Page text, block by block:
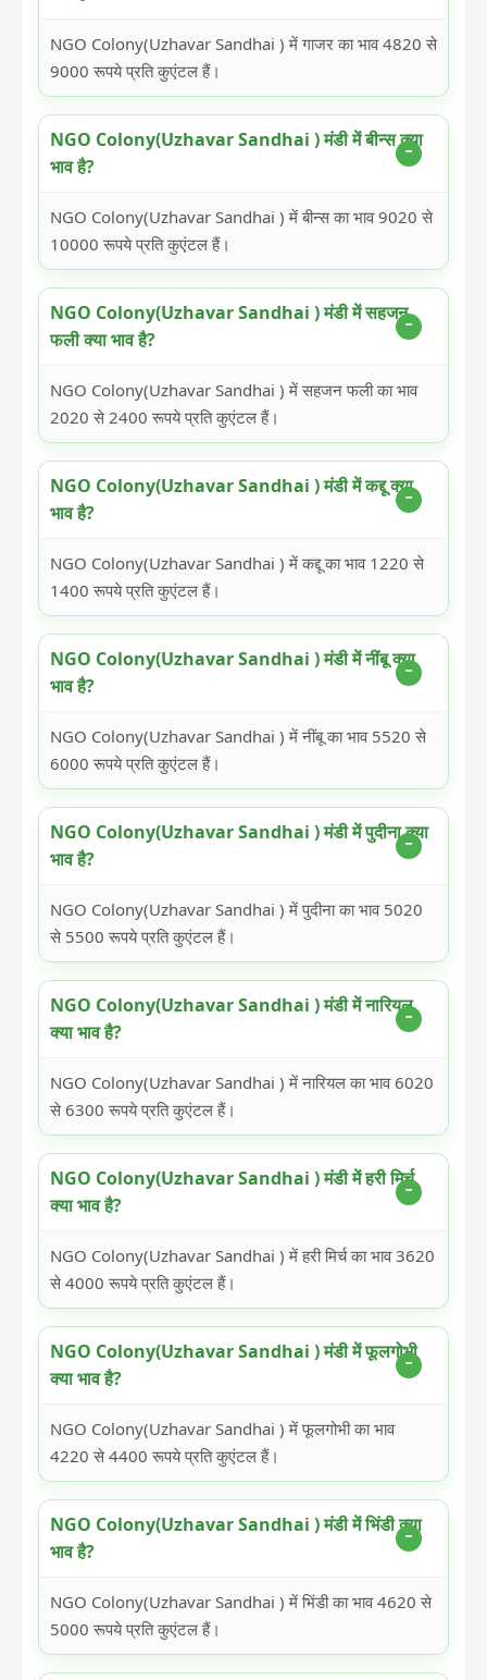
NGO Colony(Uzhavar Sandhai ) में गाजर का भाव 4820 से
9000 रूपये प्रति कुएंटल हैं।
NGO Colony(Uzhavar Sandhai ) मंडी में बीन्स क्या
भाव है?
NGO Colony(Uzhavar Sandhai ) में बीन्स का भाव 9020 से
10000 रूपये प्रति कुएंटल हैं।
NGO Colony(Uzhavar Sandhai ) मंडी में सहजन
फली क्या भाव है?
NGO Colony(Uzhavar Sandhai ) में सहजन फली का भाव
2020 से 2400 रूपये प्रति कुएंटल हैं।
NGO Colony(Uzhavar Sandhai ) मंडी में कद्दू क्या
भाव है?
NGO Colony(Uzhavar Sandhai ) में कद्दू का भाव 1220 से
1400 रूपये प्रति कुएंटल हैं।
NGO Colony(Uzhavar Sandhai ) मंडी में नींबू क्या
भाव है?
NGO Colony(Uzhavar Sandhai ) में नींबू का भाव 5520 से
6000 रूपये प्रति कुएंटल हैं।
NGO Colony(Uzhavar Sandhai ) मंडी में पुदीना क्या
भाव है?
NGO Colony(Uzhavar Sandhai ) में पुदीना का भाव 5020
से 5500 रूपये प्रति कुएंटल हैं।
NGO Colony(Uzhavar Sandhai ) मंडी में नारियल
क्या भाव है?
NGO Colony(Uzhavar Sandhai ) में नारियल का भाव 6020
से 6300 रूपये प्रति कुएंटल हैं।
NGO Colony(Uzhavar Sandhai ) मंडी में हरी मिर्च
क्या भाव है?
NGO Colony(Uzhavar Sandhai ) में हरी मिर्च का भाव 3620
से 4000 रूपये प्रति कुएंटल हैं।
NGO Colony(Uzhavar Sandhai ) मंडी में फूलगोभी
क्या भाव है?
NGO Colony(Uzhavar Sandhai ) में फूलगोभी का भाव
4220 से 4400 रूपये प्रति कुएंटल हैं।
NGO Colony(Uzhavar Sandhai ) मंडी में भिंडी क्या
भाव है?
NGO Colony(Uzhavar Sandhai ) में भिंडी का भाव 4620 से
5000 रूपये प्रति कुएंटल हैं।